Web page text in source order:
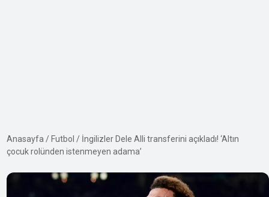
Anasayfa / Futbol / İngilizler Dele Alli transferini açıkladı! ‘Altın
çocuk rolünden istenmeyen adama’